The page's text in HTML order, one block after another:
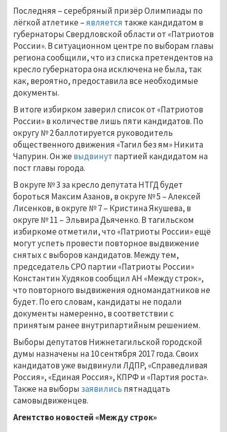
Последняя – серебряный призёр Олимпиады по
лёгкой атлетике –является также кандидатом в
губернаторы Свердловской области от «Патриотов
России». В ситуационном центре по выборам главы
региона сообщили, что из списка претендентов на
кресло губернатора она исключена не была, так
как, вероятно, предоставила все необходимые
документы.
В итоге избирком заверил список от «Патриотов
России» в количестве лишь пяти кандидатов. По
округу № 2 баллотируется руководитель
общественного движения «Тагил без ям» Никита
Чапурин. Он же выдвинут партией кандидатом на
пост главы города.
В округе № 3 за кресло депутата НТГД будет
бороться Максим Азанов, в округе № 5 – Алексей
Лисенков, в округе № 7 – Кристина Якушева, в
округе № 11 – Эльвира Дьяченко. В тагильском
избиркоме отметили, что «Патриоты России» ещё
могут успеть провести повторное выдвижение
снятых с выборов кандидатов. Между тем,
председатель СРО партии «Патриоты России»
Константин Худяков сообщил АН «Между строк»,
что повторного выдвижения одномандатников не
будет. По его словам, кандидаты не подали
документы намеренно, в соответствии с
принятым ранее внутрипартийным решением.
Выборы депутатов Нижнетагильской городской
думы назначены на 10 сентября 2017 года. Своих
кандидатов уже выдвинули ЛДПР, «Справедливая
Россия», «Единая Россия», КПРФ и «Партия роста».
Также на выборы заявились пятнадцать
самовыдвиженцев.
Агентство новостей «Между строк»